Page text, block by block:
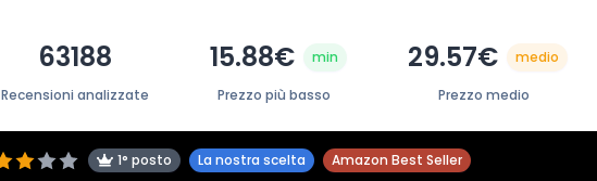
63188
Recensioni analizzate
15.88€ min
Prezzo più basso
29.57€ medio
Prezzo medio
1° posto La nostra scelta Amazon Best Seller